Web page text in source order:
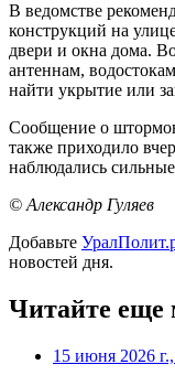
В ведомстве
конструкций на
двери и окна дома.
антеннам,
найти укрытие или
Сообщение о
также приходило
наблюдались
© Александр Гуляев
Добавьте
новостей дня.
Читайте еще
15 июня 2026 г.,